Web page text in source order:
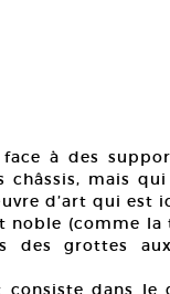
à des
châssis, mais
d’art qui est
noble (comme
des grottes
consiste dans